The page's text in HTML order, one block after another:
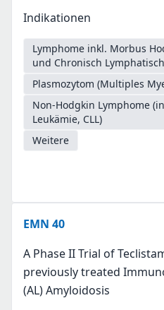
Indikationen
Lymphome inkl. Morbus
und Chronisch
Plasmozytom (Multiples
Non-Hodgkin Lymphome
Leukämie, CLL)
Weitere
EMN 40
A Phase II Trial of
previously treated
(AL) Amyloidosis